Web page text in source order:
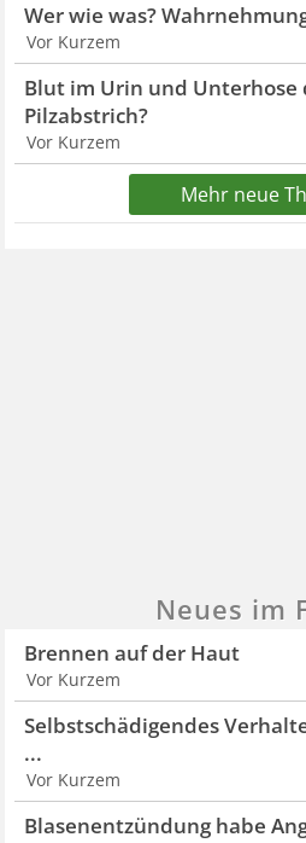
Wer wie was?
Vor Kurzem
Blut im Urin und Unterhose
Pilzabstrich?
Vor Kurzem
Mehr neue
Neues im
Brennen auf der Haut
Vor Kurzem
Selbstschädigendes
...
Vor Kurzem
Blasenentzündung habe